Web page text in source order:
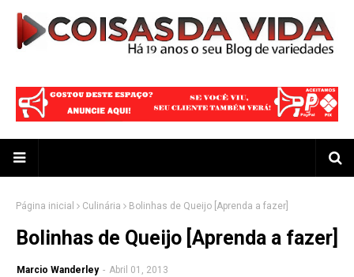
Página inicial Culinária Bolinhas de Queijo [Aprenda a fazer]
Bolinhas de Queijo [Aprenda a fazer]
Marcio Wanderley - Abril 01, 2013